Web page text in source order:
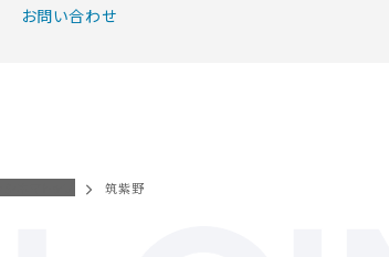
お問い合わせ
筑紫野